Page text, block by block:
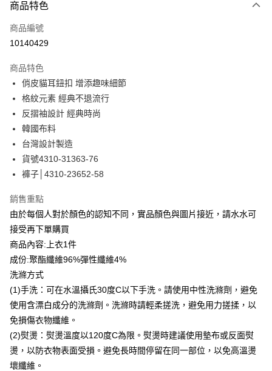
信用卡一次付款
信用卡分期付款
合作金庫商業銀行
華南商業銀行
上海商業儲蓄銀行
國泰世華商業銀行
臺灣中小企業銀行
匯豐（台灣）商業銀行
聯邦商業銀行
元大商業銀行
玉山商業銀行
台灣樂天信用卡公司
LINE Pay
Apple Pay
街口支付
悠遊付
全盈+PAY
貨到付款
運送方式
付款後全家取貨
每筆NT$80，滿NT$399(含以上)免運費
付款後7-11取貨
每筆NT$80，滿NT$888(含以上)免運費
宅配到府
每筆NT$80，滿NT$888(含以上)免運費
商品特色
商品編號
10140429
商品特色
俏皮貓耳鈕扣 增添趣味細節
格紋元素 經典不退流行
反摺袖設計 經典時尚
韓國布料
台灣設計製造
貨號4310-31363-76
褲子│4310-23652-58
銷售重點
由於每個人對於顏色的認知不同，實品顏色與圖片接近，請水水可
接受再下單購買
商品內容:上衣1件
成份:聚酯纖維96%彈性纖維4%
洗滌方式
(1)手洗：可在水溫攝氏30度C以下手洗。請使用中性洗滌劑，避免
使用含漂白成分的洗滌劑。洗滌時請輕柔搓洗，避免用力搓揉，以
免損傷衣物纖維。
(2)熨燙：熨燙溫度以120度C為限。熨燙時建議使用墊布或反面熨
燙，以防衣物表面受損。避免長時間停留在同一部位，以免高溫燙
壞纖維。